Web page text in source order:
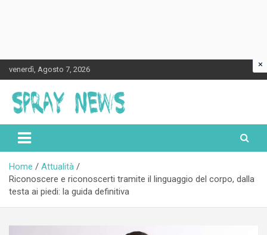
to
content
venerdì, Agosto 7, 2026
Spraynews.it
Home
Attualità
Riconoscere e riconoscerti tramite il linguaggio del corpo, dalla
testa ai piedi: la guida definitiva
×